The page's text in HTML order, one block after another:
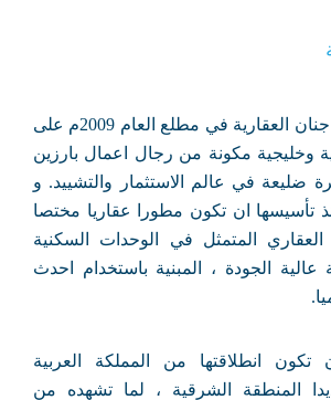
تم تأسيس شركة جنان العقارية في مطلع العام 2009م على
وخليجية مكونة من رجال اعمال بارزين
ضليعة في عالم الاستثمار والتشييد. و
تأسيسها ان تكون مطورا عقاريا مختصا
المتمثل في الوحدات السكنية
عالية الجودة ، المبنية باستخدام احدث
تكون انطلاقتها من المملكة العربية
المنطقة الشرقية ، لما تشهده من